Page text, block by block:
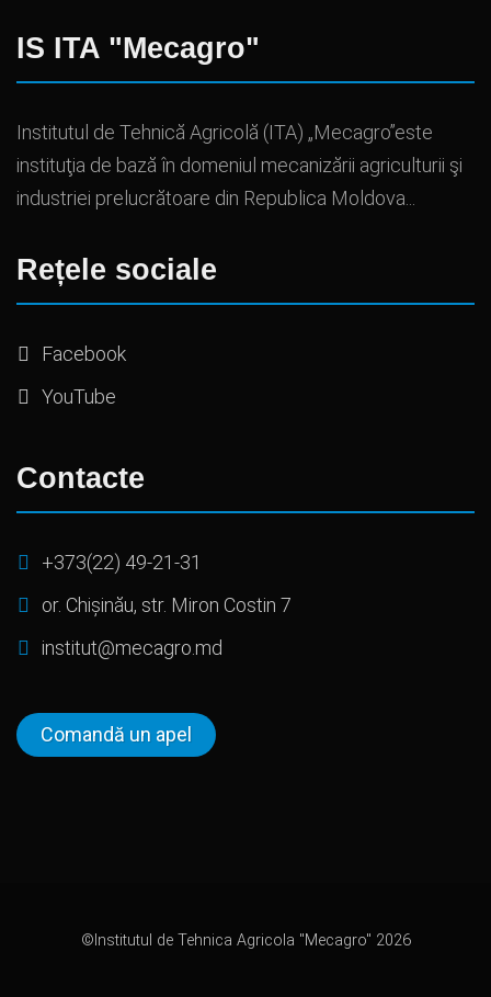
IS ITA "Mecagro"
Institutul de Tehnică Agricolă (ITA) „Mecagro”este
instituţia de bază în domeniul mecanizării agriculturii şi
industriei prelucrătoare din Republica Moldova...
Rețele sociale
Facebook
YouTube
Contacte
+373(22) 49-21-31
or. Chișinău, str. Miron Costin 7
institut@mecagro.md
Comandă un apel
©Institutul de Tehnica Agricola "Mecagro" 2026